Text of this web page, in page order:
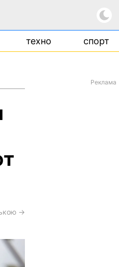
техно спорт
→
Реклама